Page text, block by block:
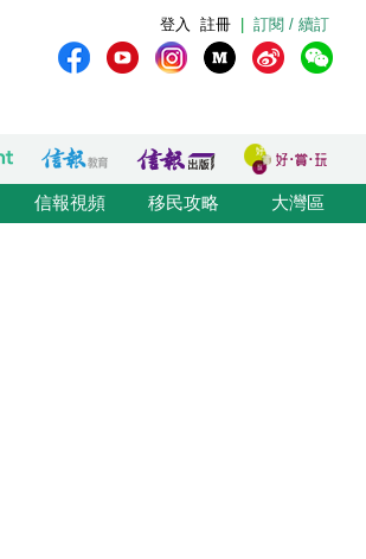
訂閱 / 續訂
註冊
登入
信報視頻 移民攻略 大灣區